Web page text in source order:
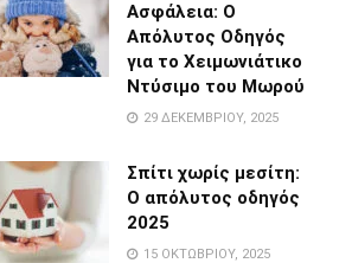
Ασφάλεια: Ο
Απόλυτος Οδηγός
για το Χειμωνιάτικο
Ντύσιμο του Μωρού
29 ΔΕΚΕΜΒΡΊΟΥ, 2025
Σπίτι χωρίς μεσίτη:
Ο απόλυτος οδηγός
2025
15 ΟΚΤΩΒΡΊΟΥ, 2025